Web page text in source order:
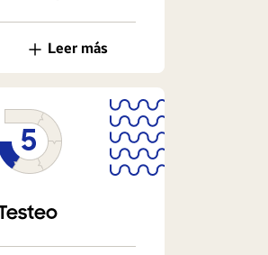
Leer más